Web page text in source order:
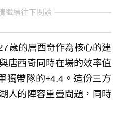
繼續往下閱讀
歲的唐西奇作為核心的建
唐西奇同時在場的效率值
獨帶隊的+4.4。這份三方
人的陣容重疊問題，同時